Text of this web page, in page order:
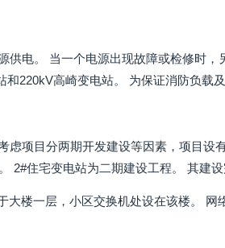
供电。 当一个电源出现故障或检修时
220kV高崎变电站。 为保证消防负载
虑项目分两期开发建设等因素，项目
2#住宅变电站为二期建设工程。 其建
大楼一层，小区交换机处设在该楼。